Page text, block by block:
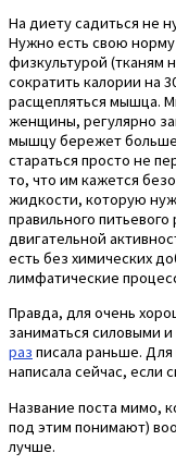
На диету садиться не
Нужно есть свою норму
физкультурой (тканям
сократить калории на
расщепляться мышца.
женщины, регулярно
мышцу бережет
стараться просто не
то, что им кажется
жидкости, которую
правильного
двигательной
есть без химических
лимфатические
Правда, для очень
заниматься силовыми
раз писала раньше. Для
написала сейчас, если
Название поста мимо,
под этим понимают)
лучше.